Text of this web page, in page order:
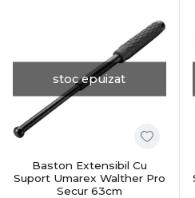
stoc epuizat
Baston Extensibil Cu
Suport Umarex Walther Pro
Secur 63cm